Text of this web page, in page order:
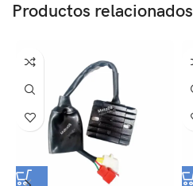
Productos relacionados